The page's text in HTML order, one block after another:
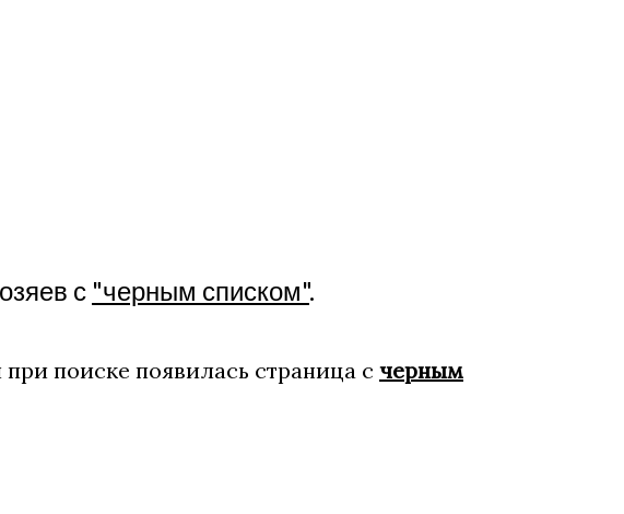
с "черным списком".
поиске появилась страница с черным